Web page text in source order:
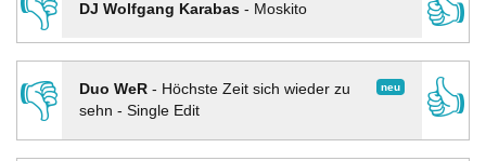
👎 DJ Wolfgang Karabas- Moskito
👍
👎
neu
Duo WeR- Höchste Zeit sich wieder zu
sehn - Single Edit
👍